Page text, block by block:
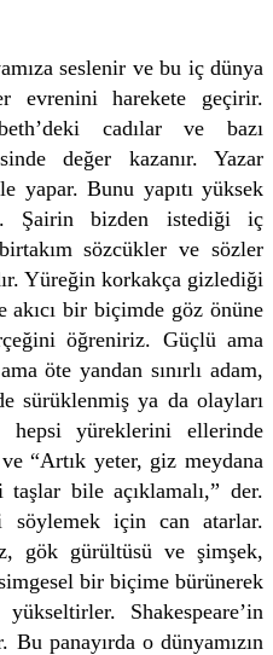
seslenir ve bu iç dünya
evrenini harekete geçirir.
cadılar ve bazı
değer kazanır. Yazar
yapar. Bunu yapıtı yüksek
Şairin bizden istediği iç
sözcükler ve sözler
Yüreğin korkakça gizlediği
akıcı bir biçimde göz önüne
öğreniriz. Güçlü ama
öte yandan sınırlı adam,
sürüklenmiş ya da olayları
hepsi yüreklerini ellerinde
“Artık yeter, giz meydana
bile açıklamalı,” der.
söylemek için can atarlar.
gök gürültüsü ve şimşek,
bir biçime bürünerek
Shakespeare’in
Bu panayırda o dünyamızın